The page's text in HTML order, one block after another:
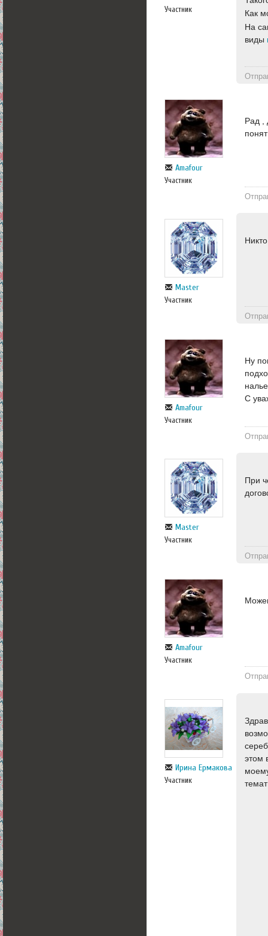
Участник
Как
На
виды
Amafour
Участник
Рад ,
Master
Участник
Amafour
Участник
Ну
С
Master
Участник
При
Amafour
Участник
Ирина Ермакова
Участник
этом